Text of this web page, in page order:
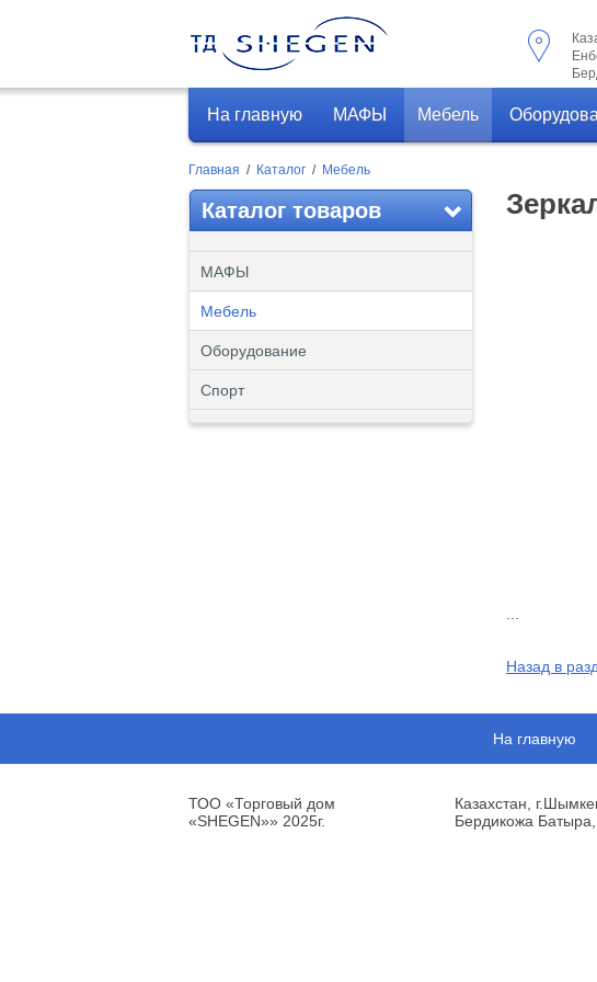
На главную МАФЫ Мебель
Главная / Каталог / Мебель
Каталог товаров
МАФЫ
Мебель
Оборудование
Спорт
Назад в
На главную
ТОО «Торговый дом
«SHEGEN»» 2025г.
Казахстан,
Бердикожа